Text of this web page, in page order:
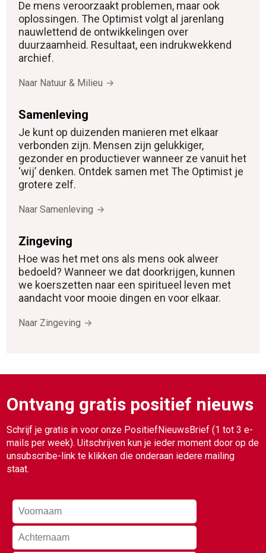
De mens veroorzaakt problemen, maar ook
oplossingen. The Optimist volgt al jarenlang
nauwlettend de ontwikkelingen over
duurzaamheid. Resultaat, een indrukwekkend
archief.
Naar Natuur & Milieu
Samenleving
Je kunt op duizenden manieren met elkaar
verbonden zijn. Mensen zijn gelukkiger,
gezonder en productiever wanneer ze vanuit het
‘wij’ denken. Ontdek samen met The Optimist je
grotere zelf.
Naar Samenleving
Zingeving
Hoe was het met ons als mens ook alweer
bedoeld? Wanneer we dat doorkrijgen, kunnen
we koerszetten naar een spiritueel leven met
aandacht voor mooie dingen en voor elkaar.
Naar Zingeving
Ontvang gratis positief nieuws
Schrijf je gratis in voor onze PositiefNieuwsBrief (1 tot 3 e-
mails per week). Uitschrijven kun je ieder moment door op de
unsubscribe-link te klikken die onderaan iedere mailing
staat.